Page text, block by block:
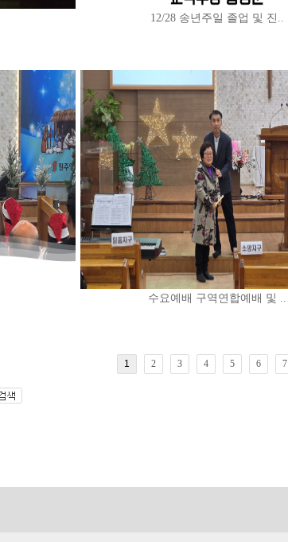
12/28 송년주일 졸업 및 진..
수요예배 구역연합예배 및 ..
1 2 3 4 5 6 7